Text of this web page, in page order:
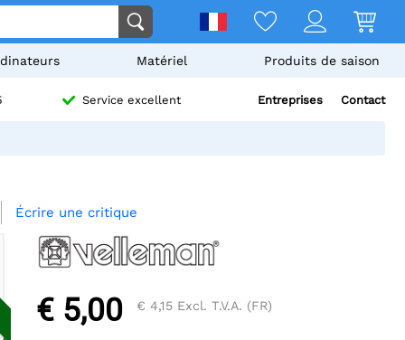
Matériel Produits de saison
Service excellent Entreprises Contact
Écrire une critique
€ 5,00 € 4,15 Excl. T.V.A. (FR)